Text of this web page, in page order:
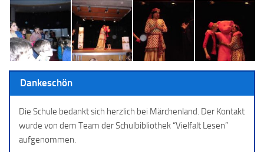
Dankeschön
Die Schule bedankt sich herzlich bei Märchenland. Der Kontakt
wurde von dem Team der Schulbibliothek “Vielfalt Lesen”
aufgenommen.